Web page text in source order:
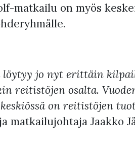
matkailu on myös
löytyy jo nyt erittäin
reitistöjen osalta.
on reitistöjen
matkailujohtaja Jaakko